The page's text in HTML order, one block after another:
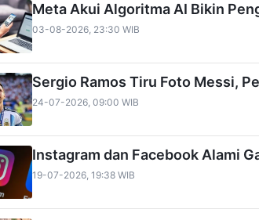
Meta Akui Algoritma AI Bikin
03-08-2026, 23:30 WIB
Sergio Ramos Tiru Foto Messi,
24-07-2026, 09:00 WIB
Instagram dan Facebook Alami
19-07-2026, 19:38 WIB